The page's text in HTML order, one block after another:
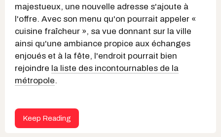
majestueux, une nouvelle adresse s'ajoute à
l'offre. Avec son menu qu'on pourrait appeler «
cuisine fraîcheur », sa vue donnant sur la ville
ainsi qu'une ambiance propice aux échanges
enjoués et à la fête, l'endroit pourrait bien
rejoindre la liste des incontournables de la
métropole.
Keep Reading